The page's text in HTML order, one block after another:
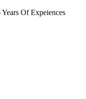
Of Expeiences